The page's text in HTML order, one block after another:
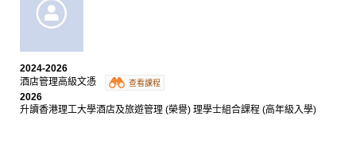
2024-2026
酒店管理高級文憑
查看課程
2026
升讀香港理工大學酒店及旅遊管理 (榮譽) 理學士組合課程 (高年級入學)